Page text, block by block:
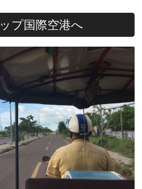
プ国際空港へ